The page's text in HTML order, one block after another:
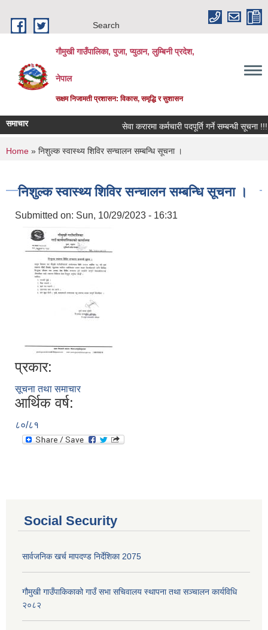
Search
गौमुखी गाउँपालिका, पुजा, प्युठान, लुम्बिनी प्रदेश,
नेपाल
सक्षम निजामती प्रशासन: विकास, समृद्धि र सुशासन
समाचार सेवा करारमा कर्मचारी पदपूर्ति गर्ने सम्बन्धी सूचना !!!
You are here
Home » निशुल्क स्वास्थ्य शिविर सन्चालन सम्बन्धि सूचना ।
निशुल्क स्वास्थ्य शिविर सन्चालन सम्बन्धि सूचना ।
Submitted on: Sun, 10/29/2023 - 16:31
प्रकार:
सूचना तथा समाचार
आर्थिक वर्ष:
८०/८१
Social Security
सार्वजनिक खर्च मापदण्ड निर्देशिका 2075
गौमुखी गाउँपाकिकाको गाउँ सभा सचिवालय स्थापना तथा सञ्चालन कार्यविधि
२०८२